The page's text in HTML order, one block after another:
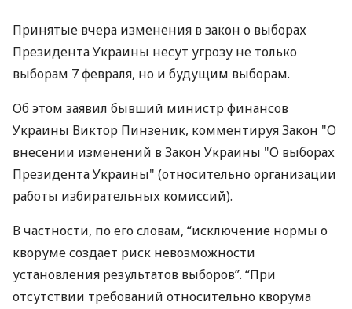
Принятые вчера изменения в закон о выборах
Президента Украины несут угрозу не только
выборам 7 февраля, но и будущим выборам.
Об этом заявил бывший министр финансов
Украины Виктор Пинзеник, комментируя Закон "О
внесении изменений в Закон Украины "О выборах
Президента Украины" (относительно организации
работы избирательных комиссий).
В частности, по его словам, “исключение нормы о
кворуме создает риск невозможности
установления результатов выборов”. “При
отсутствии требований относительно кворума